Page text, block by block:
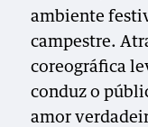
ambiente
campestre.
coreográfica
conduz o
amor